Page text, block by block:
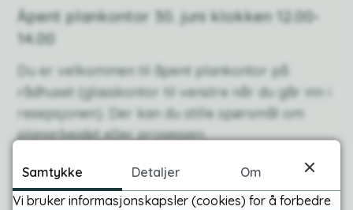
Åpent plankontor 30. juni klokken 12.00-
14.00
Du er velkommen til åpent plankontor på
rådhuset (glasskontor til venstre når du går inn i
resepsjonen). Der kan du stille spørsmål om
planarbeidet eller prosessen.
Åpent plankontor holdes tirsdag 30. juni mellom
klokken 12.00 og 14.00.
Samtykke Detaljer
Om
Vi bruker informasjonskapsler (cookies) for å forbedre